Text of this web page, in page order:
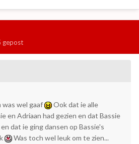
gepost
was wel gaaf
Ook dat ie alle
en Adriaan had gezien en dat Bassie
en dat ie ging dansen op Bassie's
Was toch wel leuk om te zien...